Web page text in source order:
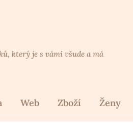
který je s vámi všude a má
Web Zboží Ženy